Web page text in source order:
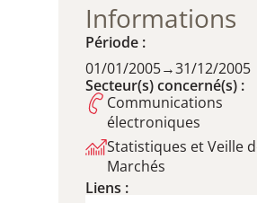
Informations
Période :
01/01/2005→31/12/2005
Secteur(s) concerné(s) :
Communications
électroniques
Statistiques et Veille
Marchés
Liens :